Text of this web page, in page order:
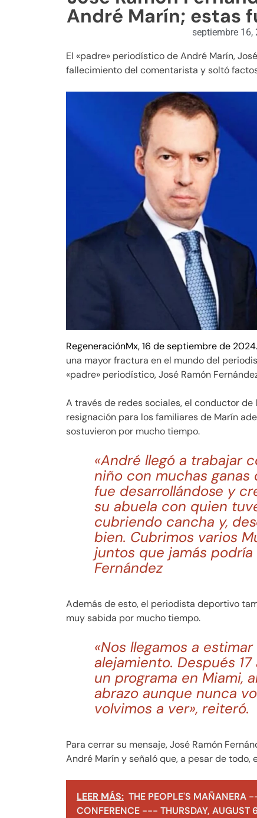
André Marín; estas
septiembre 16,
El «padre» periodístico de André Marín,
fallecimiento del comentarista y soltó
RegeneraciónMx, 16 de septiembre de
una mayor fractura en el mundo del
«padre» periodístico, José Ramón
A través de redes sociales, el conductor de
resignación para los familiares de Marín
sostuvieron por mucho tiempo.
«André llegó a trabajar
niño con muchas
fue desarrollándose y
su abuela con quien
cubriendo cancha y,
bien. Cubrimos varios
juntos que jamás podría
Fernández
Además de esto, el periodista deportivo
muy sabida por mucho tiempo.
«Nos llegamos a
alejamiento. Después
un programa en Miami,
abrazo aunque nunca
volvimos a ver», reiteró.
Para cerrar su mensaje, José Ramón
André Marín y señaló que, a pesar de todo,
LEER MÁS: THE PEOPLE'S MAÑANERA
CONFERENCE --- THURSDAY, AUGUST